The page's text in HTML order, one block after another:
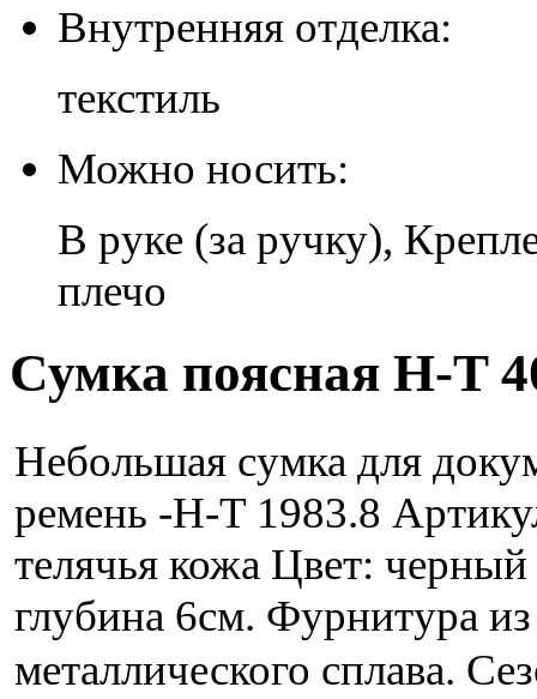
Внутренняя отделка:
текстиль
Можно носить:
В руке (за ручку),
плечо
Сумка поясная H-T
Небольшая сумка для
ремень -H-T 1983.8
телячья кожа Цвет:
глубина 6см. Фурнитура
металлического сплава.